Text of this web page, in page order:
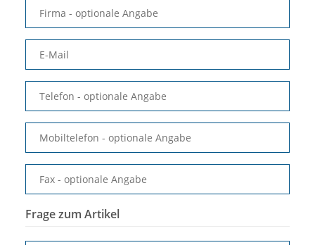
Firma - optionale Angabe
E-Mail
Telefon - optionale Angabe
Mobiltelefon - optionale Angabe
Fax - optionale Angabe
Frage zum Artikel